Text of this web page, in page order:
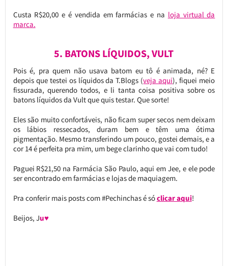
Custa R$20,00 e é vendida em farmácias e na loja virtual da
marca.
5. BATONS LÍQUIDOS, VULT
Pois é, pra quem não usava batom eu tô é animada, né? E
depois que testei os líquidos da T.Blogs (veja aqui), fiquei meio
fissurada, querendo todos, e li tanta coisa positiva sobre os
batons líquidos da Vult que quis testar. Que sorte!
Eles são muito confortáveis, não ficam super secos nem deixam
os lábios ressecados, duram bem e têm uma ótima
pigmentação. Mesmo transferindo um pouco, gostei demais, e a
cor 14 é perfeita pra mim, um bege clarinho que vai com tudo!
Paguei R$21,50 na Farmácia São Paulo, aqui em Jee, e ele pode
ser encontrado em farmácias e lojas de maquiagem.
Pra conferir mais posts com #Pechinchas é sóclicar aqui!
Beijos, Ju♥